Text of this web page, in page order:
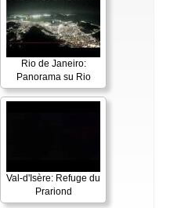
Rio de Janeiro:
Panorama su Rio
Val-d'Isère: Refuge du
Prariond